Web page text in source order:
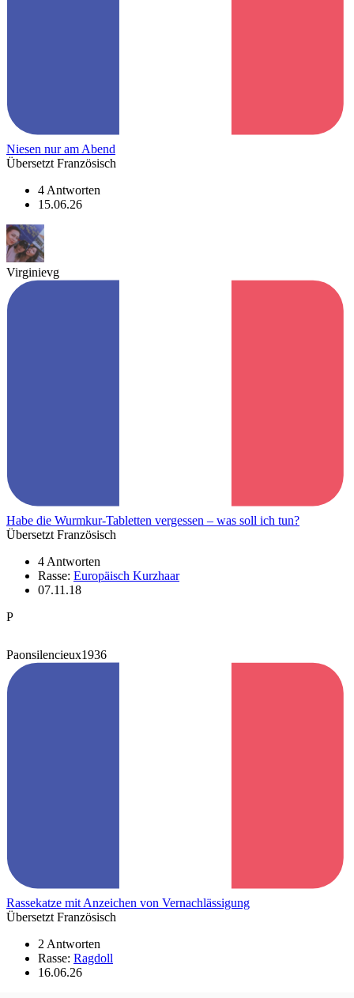
Niesen nur am Abend
Übersetzt Französisch
4 Antworten
15.06.26
Virginievg
Habe die Wurmkur-Tabletten vergessen – was soll ich tun?
Übersetzt Französisch
4 Antworten
Rasse: Europäisch Kurzhaar
07.11.18
P
Paonsilencieux1936
Rassekatze mit Anzeichen von Vernachlässigung
Übersetzt Französisch
2 Antworten
Rasse: Ragdoll
16.06.26